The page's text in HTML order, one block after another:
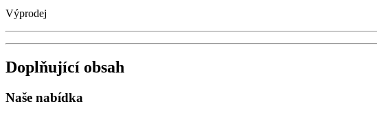
Výprodej
Doplňující obsah
Naše nabídka